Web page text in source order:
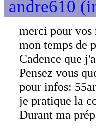
andre610
merci pour vos
mon temps de
Cadence que
Pensez vous
pour infos:
je pratique la
Durant ma